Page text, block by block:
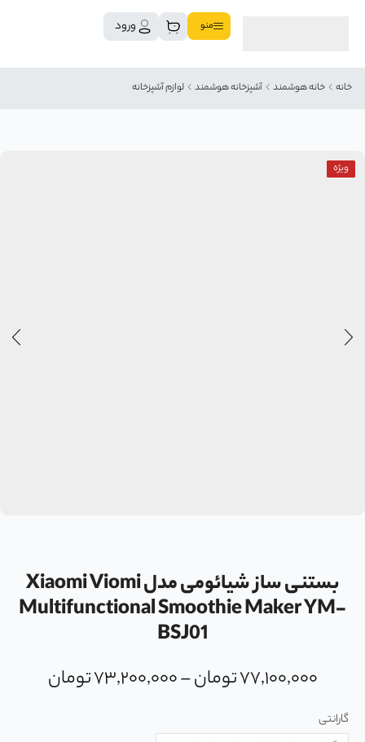
منو ورود
خانه خانه هوشمند آشپزخانه هوشمند لوازم آشپزخانه
ویژه
بستنی ساز شیائومی مدل Xiaomi Viomi
Multifunctional Smoothie Maker YM-
BSJ01
۷۷,۱۰۰,۰۰۰تومان–۷۳,۲۰۰,۰۰۰تومان
گارانتی